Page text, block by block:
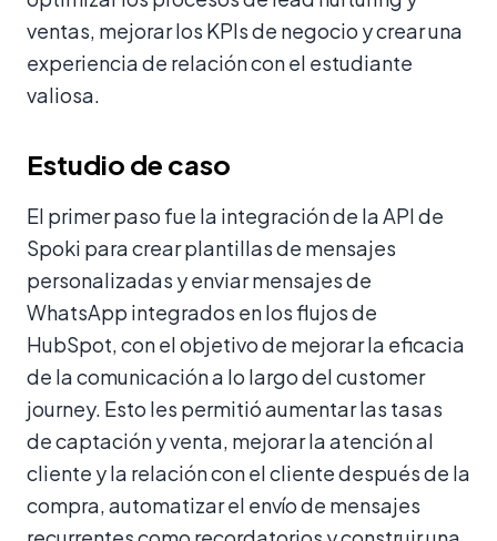
ventas, mejorar los KPIs de negocio y crear una
experiencia de relación con el estudiante
valiosa.
Estudio de caso
El primer paso fue la integración de la API de
Spoki para crear plantillas de mensajes
personalizadas y enviar mensajes de
WhatsApp integrados en los flujos de
HubSpot, con el objetivo de mejorar la eficacia
de la comunicación a lo largo del customer
journey. Esto les permitió aumentar las tasas
de captación y venta, mejorar la atención al
cliente y la relación con el cliente después de la
compra, automatizar el envío de mensajes